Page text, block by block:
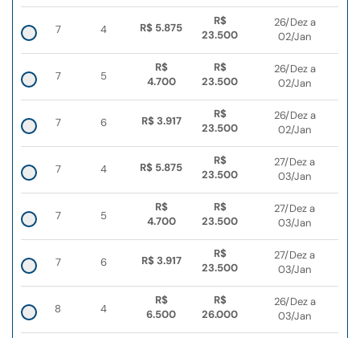
7 4 R$ 5.875
R$
23.500
26/Dez a
02/Jan
7 5
R$
4.700
R$
23.500
26/Dez a
02/Jan
7 6 R$ 3.917
R$
23.500
26/Dez a
02/Jan
7 4 R$ 5.875
R$
23.500
27/Dez a
03/Jan
7 5
R$
4.700
R$
23.500
27/Dez a
03/Jan
7 6 R$ 3.917
R$
23.500
27/Dez a
03/Jan
8 4
R$
6.500
R$
26.000
26/Dez a
03/Jan